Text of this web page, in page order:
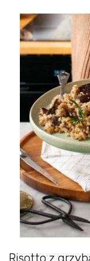
Risotto z